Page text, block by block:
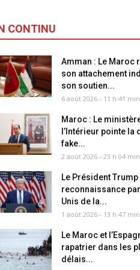
CONTINU
Amman : Le Maroc
son attachement
son soutien...
6 août 2026 - 11 h 41 min
Maroc : Le
l’Intérieur pointe
fake...
2 août 2026 - 23 h 04 min
Le Président
reconnaissance
Unis de la...
1 août 2026 - 13 h 47 min
Le Maroc et
rapatrier dans les
délais...